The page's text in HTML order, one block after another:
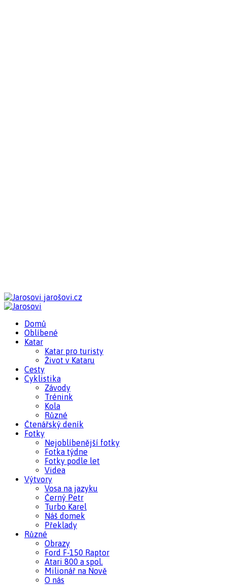
jarošovi.cz
Domů
Oblíbené
Katar
Katar pro turisty
Život v Kataru
Cesty
Cyklistika
Závody
Trénink
Kola
Různé
Čtenářský deník
Fotky
Nejoblíbenější fotky
Fotka týdne
Fotky podle let
Videa
Výtvory
Vosa na jazyku
Černý Petr
Turbo Karel
Náš domek
Překlady
Různé
Obrazy
Ford F-150 Raptor
Atari 800 a spol.
Milionář na Nově
O nás